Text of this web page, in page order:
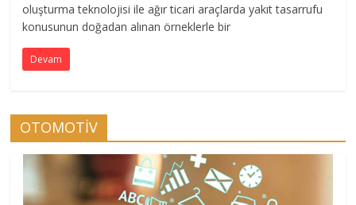
oluşturma teknolojisi ile ağır ticari araçlarda yakıt tasarrufu
konusunun doğadan alınan örneklerle bir
Devam
OTOMOTİV